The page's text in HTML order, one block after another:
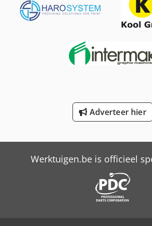
Thaler 3150/Ta
Trime X-Hybrid
Trime X-Mine Led
Versalift Lt-23-90-Tb
Versalift Vtl-140-F
Adverteer hier
Werktuigen.be is officieel